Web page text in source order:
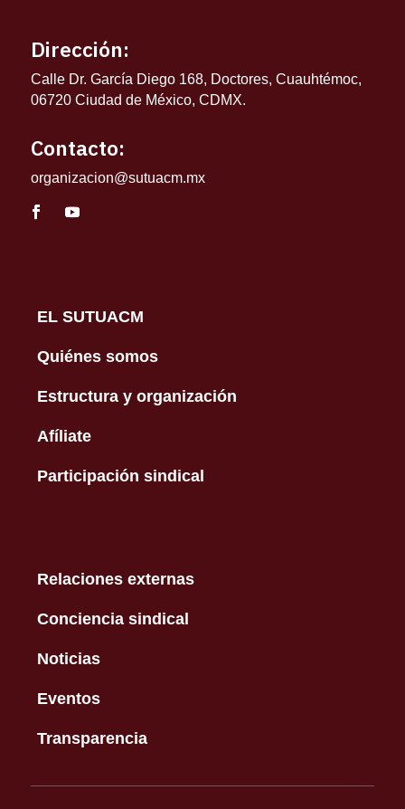
Dirección:
Calle Dr. García Diego 168, Doctores, Cuauhtémoc,
06720 Ciudad de México, CDMX.
Contacto:
organizacion@sutuacm.mx
EL SUTUACM
Quiénes somos
Estructura y organización
Afíliate
Participación sindical
Relaciones externas
Conciencia sindical
Noticias
Eventos
Transparencia